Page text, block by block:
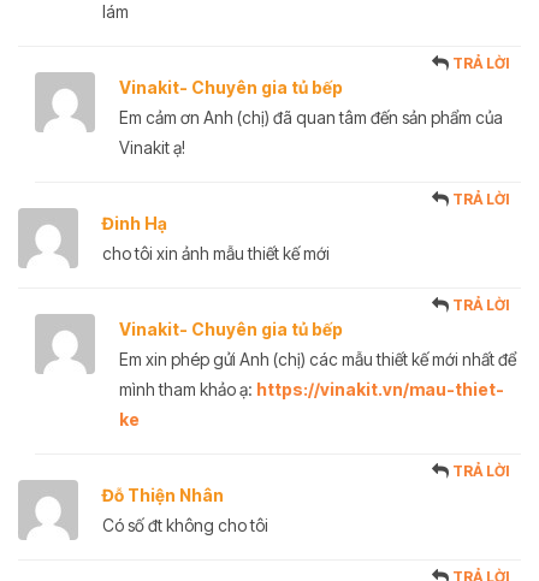
lám
Vinakit- Chuyên gia tủ bếp
TRẢ LỜI
Em cảm ơn Anh (chị) đã quan tâm đến sản phẩm của
Vinakit ạ!
Đinh Hạ
TRẢ LỜI
cho tôi xin ảnh mẫu thiết kế mới
Vinakit- Chuyên gia tủ bếp
TRẢ LỜI
Em xin phép gửi Anh (chị) các mẫu thiết kế mới nhất để
mình tham khảo ạ: https://vinakit.vn/mau-thiet-
ke
Đỗ Thiện Nhân
TRẢ LỜI
Có số đt không cho tôi
TRẢ LỜI